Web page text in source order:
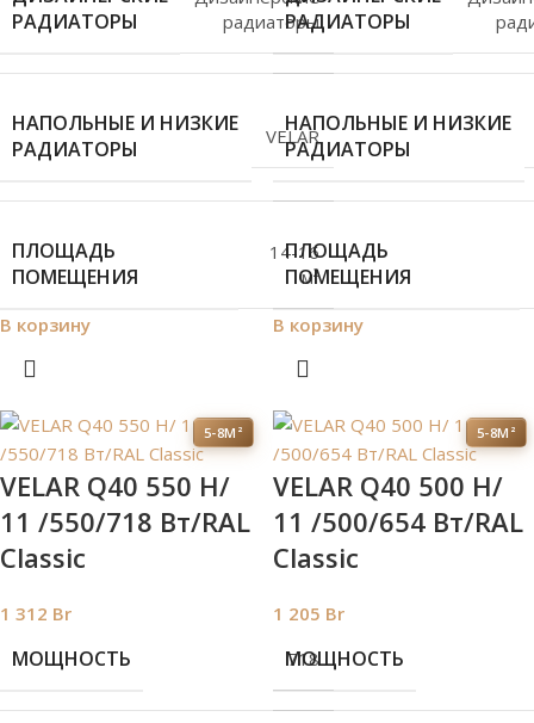
РАДИАТОРЫ
радиаторы
НАПОЛЬНЫЕ И НИЗКИЕ
РАДИАТОРЫ
VELAR
ПЛОЩАДЬ
ПОМЕЩЕНИЯ
14-16
м²
В корзину
РАДИАТОРЫ
НАПОЛЬНЫЕ И НИЗКИЕ
РАДИАТОРЫ
ПЛОЩАДЬ
ПОМЕЩЕНИЯ
В корзину
5-8М²
VELAR Q40 550 H/
11 /550/718 Вт/RAL
Classic
1 312 Br
МОЩНОСТЬ 718
5-8М²
VELAR Q40 500 H/
11 /500/654 Вт/RAL
Classic
1 205 Br
МОЩНОСТЬ